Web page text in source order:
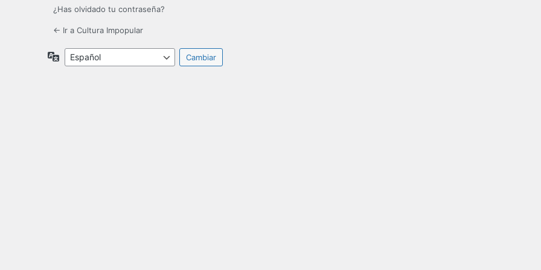
¿Has olvidado tu contraseña?
← Ir a Cultura Impopular
Idioma